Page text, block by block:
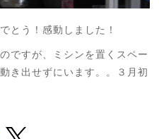
とう！感動しました！
ですが、ミシンを置くスペー
き出せずにいます。。３月初